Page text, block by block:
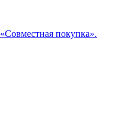
покупка».